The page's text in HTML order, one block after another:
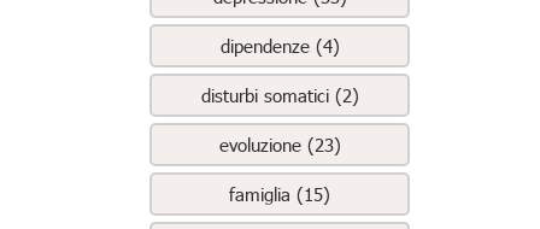
dipendenze (4)
disturbi somatici (2)
evoluzione (23)
famiglia (15)